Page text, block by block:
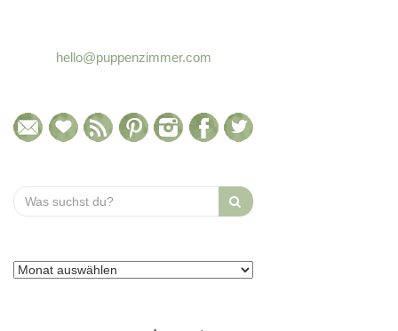
hello@puppenzimmer.com
Search
for: